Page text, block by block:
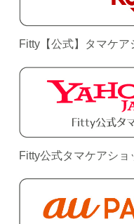
Fitty【公式】タマケア
Fitty公式タマケアショ